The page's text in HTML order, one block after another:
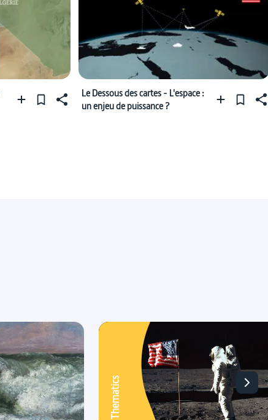
Le Dessous des cartes - L'espace :
un enjeu de puissance ?
Thematics